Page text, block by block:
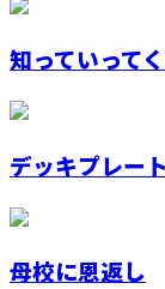
知っていって
デッキプレー
母校に恩返し